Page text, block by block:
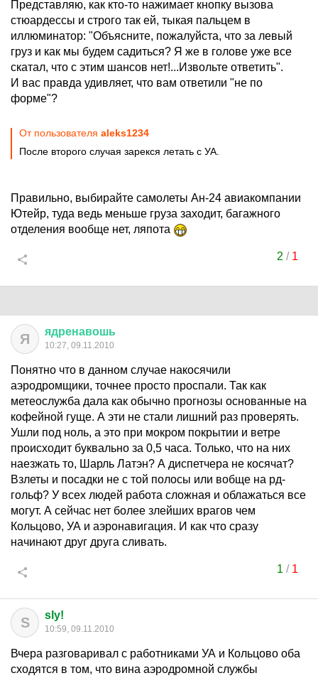
Представляю, как кто-то нажимает кнопку вызова
стюардессы и строго так ей, тыкая пальцем в
иллюминатор: "Объясните, пожалуйста, что за левый
груз и как мы будем садиться? Я же в голове уже все
скатал, что с этим шансов нет!...Извольте ответить".
И вас правда удивляет, что вам ответили "не по
форме"?
От пользователя aleks1234
После второго случая зарекся летать с УА.
Правильно, выбирайте самолеты Ан-24 авиакомпании
Ютейр, туда ведь меньше груза заходит, багажного
отделения вообще нет, ляпота
2 / 1
Я ядренавошь
10:27, 09.11.2010
Понятно что в данном случае накосячили
аэродромщики, точнее просто проспали. Так как
метеослужба дала как обычно прогнозы основанные на
кофейной гуще. А эти не стали лишний раз проверять.
Ушли под ноль, а это при мокром покрытии и ветре
происходит буквально за 0,5 часа. Только, что на них
наезжать то, Шарль Латэн? А диспетчера не косячат?
Взлеты и посадки не с той полосы или вобще на рд-
гольф? У всех людей работа сложная и облажаться все
могут. А сейчас нет более злейших врагов чем
Кольцово, УА и аэронавигация. И как что сразу
начинают друг друга сливать.
1 / 1
S sly!
10:59, 09.11.2010
Вчера разговаривал с работниками УА и Кольцово оба
сходятся в том, что вина аэродромной службы